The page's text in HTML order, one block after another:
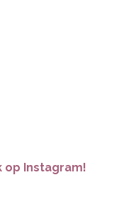
op Instagram!